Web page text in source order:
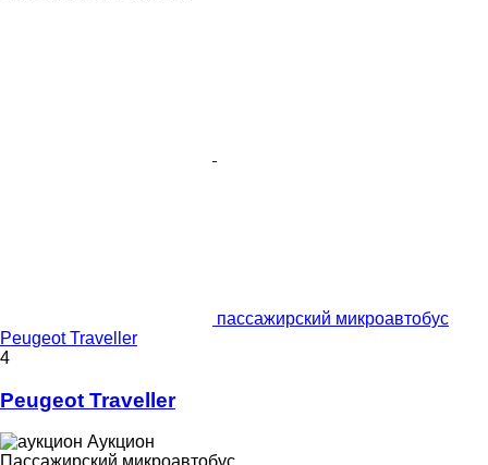
пассажирский микроавтобус
Peugeot Traveller
4
Peugeot Traveller
Аукцион